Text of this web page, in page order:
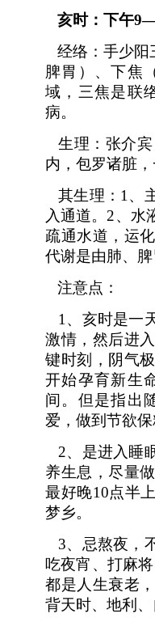
亥时：下午
经络：手少阳
脾胃）、下焦
域，三焦是联
病。
生理：张介
内，包罗诸脏
其生理：1、
入通道。2、水
疏通水道，运
代谢是由肺、
注意点：
1 、亥时是一
激情，然后进
键时刻，阴气
开始孕育新生
间。但是指出
爱，做到节欲
2、是进入睡
养生息，尽量
最好晚10点半
梦乡。
3、忌熬夜，
吃夜宵、打麻
都是人生衰老
背天时、地利